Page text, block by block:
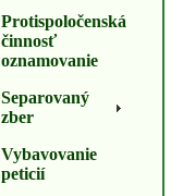
Protispoločenská
činnosť
oznamovanie
Separovaný
zber
Vybavovanie
peticií